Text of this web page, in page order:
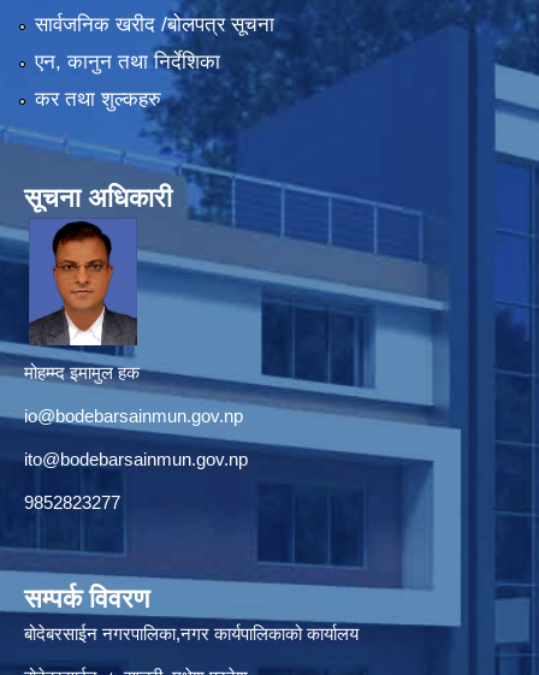
सार्वजनिक खरीद /बोलपत्र सूचना
एन, कानुन तथा निर्देशिका
कर तथा शुल्कहरु
सूचना अधिकारी
मोहम्म्द इमामुल हक
io@bodebarsainmun.gov.np
ito@bodebarsainmun.gov.np
9852823277
सम्पर्क विवरण
बोदेबरसाईन नगरपालिका,नगर कार्यपालिकाको कार्यालय